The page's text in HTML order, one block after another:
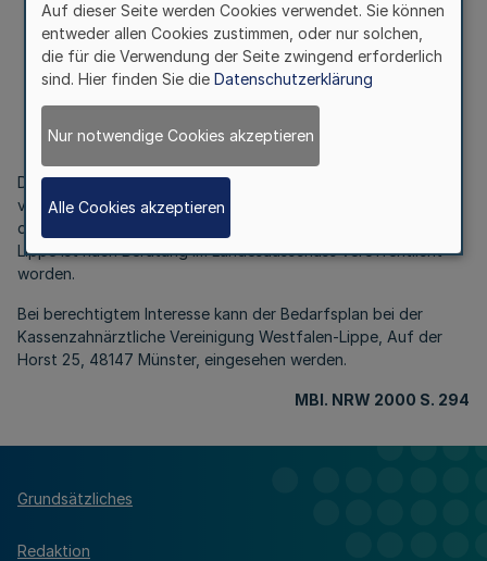
Bedarfsplan 1999
25.2.2000
Der Bedarfsplan 1999 zum Zwecke der Sicherstellung der
vertragszahnärztlichen Versorgung (§ 99 Abs. 1 SGB V) für
den Bereich Kassenzahnärztlichen Vereinigung Westfalen-
Lippe ist nach Beratung im Landesausschuss veröffentlicht
worden.
Bei berechtigtem Interesse kann der Bedarfsplan bei der
Kassenzahnärztliche Vereinigung Westfalen-Lippe, Auf der
Horst 25, 48147 Münster, eingesehen werden.
MBl. NRW 2000 S. 294
Grundsätzliches
Redaktion
Auf dieser Seite werden Cookies verwendet. Sie können
entweder allen Cookies zustimmen, oder nur solchen,
die für die Verwendung der Seite zwingend erforderlich
sind. Hier finden Sie die Datenschutzerklärung
Nur notwendige Cookies akzeptieren
Alle Cookies akzeptieren